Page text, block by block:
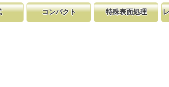
）に替刃品番を明記
コンパクト 特殊表面処理